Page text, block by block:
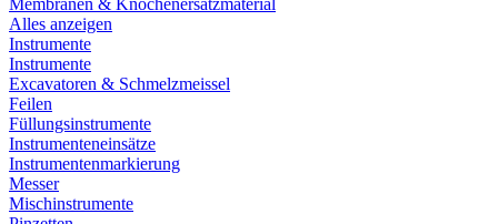
Membranen & Knochenersatzmaterial
Alles anzeigen
Instrumente
Instrumente
Excavatoren & Schmelzmeissel
Feilen
Füllungsinstrumente
Instrumenteneinsätze
Instrumentenmarkierung
Messer
Mischinstrumente